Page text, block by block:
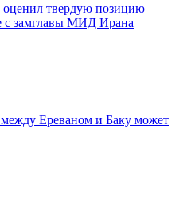
твердую позицию
с замглавы МИД Ирана
Ереваном и Баку может